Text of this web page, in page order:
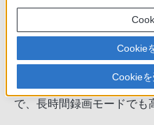
新ダイナミックVBR
アルゴリズムの進化により
合わせてデータ量を動的に
の多いシーンを識別して
で、長時間録画モードでも
Cookie
Cookie